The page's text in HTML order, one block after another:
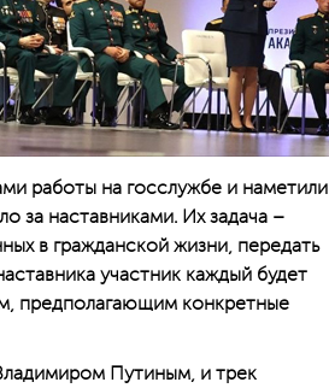
работы на госслужбе и наметили
за наставниками. Их задача –
в гражданской жизни, передать
участник каждый будет
предполагающим конкретные
Путиным, и трек